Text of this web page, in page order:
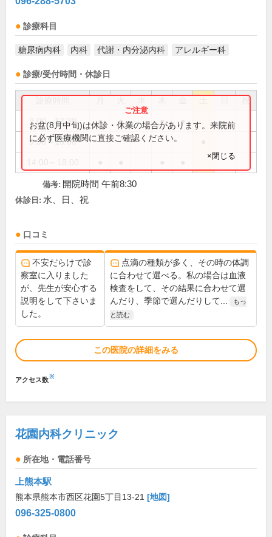
診療科目
糖尿病内科 内科 代謝・内分泌内科 アレルギー科
診療/受付時間・休診日
祝
9:00～12:30 ● ● ● ●
9:00～13:00
お盆(8月中旬)は休診・休業の場合があります。来院前
に必ず医療機関に直接ご確認ください。
×閉じる
備考: 開院時間 午前8:30
休診日: 水、日、祝
口コミ
不安だらけで診
察室に入りました
が、先生が安心する
説明をして下さいま
した。
点滴の種類が多く、その時の体調
に合わせて選べる。私の場合は血液
検査をして、その結果に合わせて選
んだり、季節で選んだりして...
もっ
と読む
この医院の詳細をみる
アクセス数※
花園内科クリニック
所在地・電話番号
上熊本駅
熊本県熊本市西区花園5丁目13-21 [地図]
096-325-0800